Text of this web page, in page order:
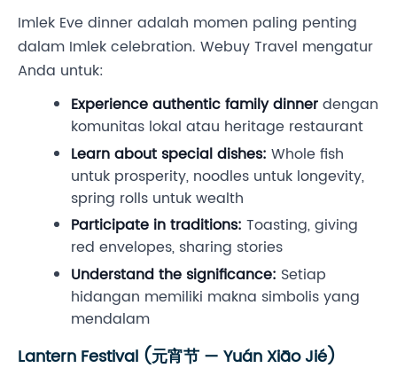
Imlek Eve dinner adalah momen paling penting
dalam Imlek celebration. Webuy Travel mengatur
Anda untuk:
Experience authentic family dinnerdengan
komunitas lokal atau heritage restaurant
Learn about special dishes: Whole fish
untuk prosperity, noodles untuk longevity,
spring rolls untuk wealth
Participate in traditions: Toasting, giving
red envelopes, sharing stories
Understand the significance: Setiap
hidangan memiliki makna simbolis yang
mendalam
Lantern Festival (元宵节 — Yuán Xiāo Jié)